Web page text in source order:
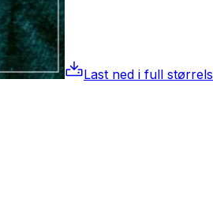
Last ned i full